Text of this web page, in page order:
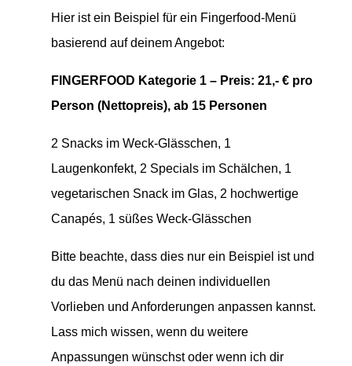
Hier ist ein Beispiel für ein Fingerfood-Menü
basierend auf deinem Angebot:
FINGERFOOD Kategorie 1 – Preis: 21,- € pro
Person (Nettopreis), ab 15 Personen
2 Snacks im Weck-Glässchen, 1
Laugenkonfekt, 2 Specials im Schälchen, 1
vegetarischen Snack im Glas, 2 hochwertige
Canapés, 1 süßes Weck-Glässchen
Bitte beachte, dass dies nur ein Beispiel ist und
du das Menü nach deinen individuellen
Vorlieben und Anforderungen anpassen kannst.
Lass mich wissen, wenn du weitere
Anpassungen wünschst oder wenn ich dir